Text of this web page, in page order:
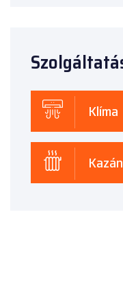
Klíma
Kazán